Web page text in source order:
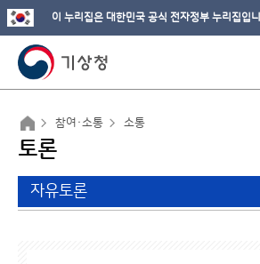
이 누리집은 대한민국 공식 전자정부 누리집입
참여·소통 소통
토론
자유토론